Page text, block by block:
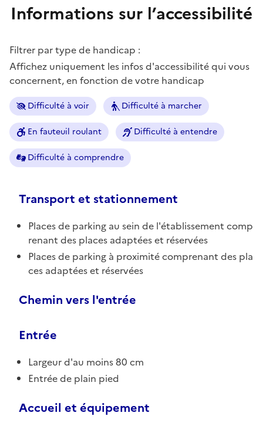
Informations sur l’accessibilité
Filtrer par type de handicap :
Affichez uniquement les infos d'accessibilité qui vous
concernent, en fonction de votre handicap
Difficulté à voir Difficulté à marcher
En fauteuil roulant Difficulté à entendre
Difficulté à comprendre
Transport et stationnement
Places de parking au sein de l'établissement comp
renant des places adaptées et réservées
Places de parking à proximité comprenant des pla
ces adaptées et réservées
Chemin vers l'entrée
Entrée
Largeur d'au moins 80 cm
Entrée de plain pied
Accueil et équipement